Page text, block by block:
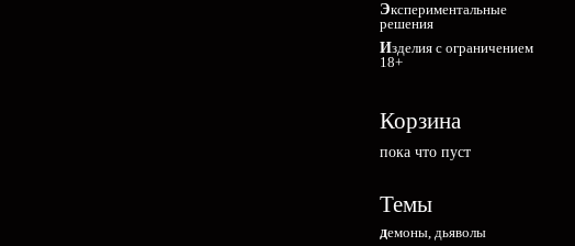
Экспериментальные
решения
Изделия с ограничением
18+
Корзина
пока что пуст
Темы
демоны, дьяволы